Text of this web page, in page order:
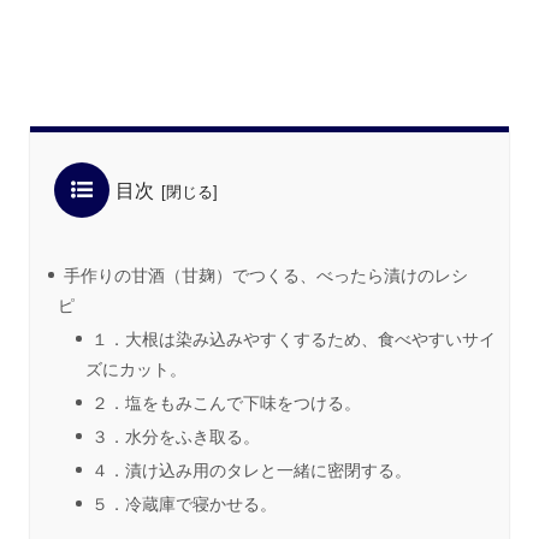
目次
手作りの甘酒（甘麹）でつくる、べったら漬けのレシ
ピ
１．大根は染み込みやすくするため、食べやすいサイ
ズにカット。
２．塩をもみこんで下味をつける。
３．水分をふき取る。
４．漬け込み用のタレと一緒に密閉する。
５．冷蔵庫で寝かせる。